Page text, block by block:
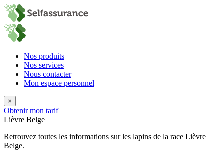
Nos produits
Nos services
Nous contacter
Mon espace personnel
×
Obtenir mon tarif
Lièvre Belge
Retrouvez toutes les informations sur les lapins de la race Lièvre
Belge.